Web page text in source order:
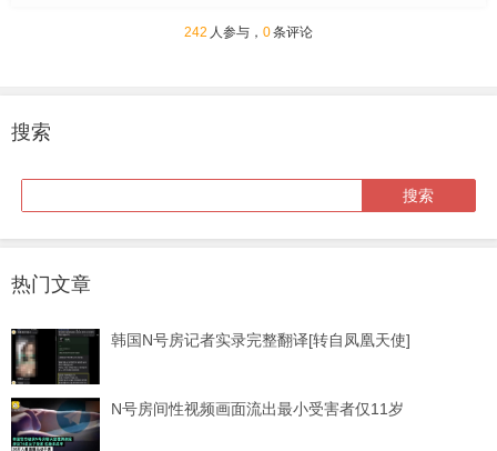
242 人参与， 0条评论
搜索
热门文章
韩国N号房记者实录完整翻译[转自凤凰天使]
N号房间性视频画面流出最小受害者仅11岁